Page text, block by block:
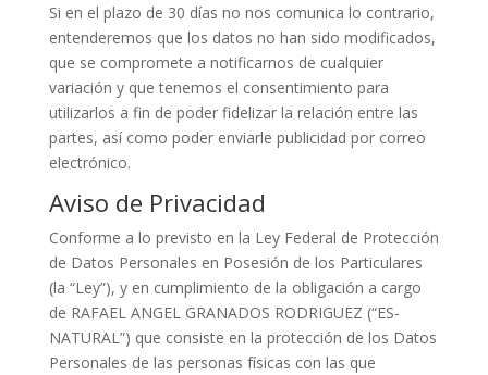
Si en el plazo de 30 días no nos comunica lo contrario,
entenderemos que los datos no han sido modificados,
que se compromete a notificarnos de cualquier
variación y que tenemos el consentimiento para
utilizarlos a fin de poder fidelizar la relación entre las
partes, así como poder enviarle publicidad por correo
electrónico.
Aviso de Privacidad
Conforme a lo previsto en la Ley Federal de Protección
de Datos Personales en Posesión de los Particulares
(la “Ley”), y en cumplimiento de la obligación a cargo
de RAFAEL ANGEL GRANADOS RODRIGUEZ (“ES-
NATURAL”) que consiste en la protección de los Datos
Personales de las personas físicas con las que